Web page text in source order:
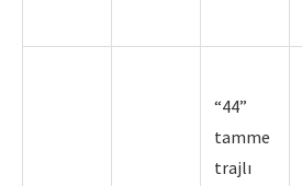
“44”
tamme
trajlı